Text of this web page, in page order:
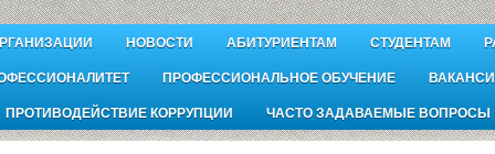
НОВОСТИ АБИТУРИЕНТАМ СТУДЕНТАМ
ПРОФЕССИОНАЛЬНОЕ ОБУЧЕНИЕ
ПРОТИВОДЕЙСТВИЕ КОРРУПЦИИ ЧАСТО ЗАДАВАЕМЫЕ ВОПРОСЫ